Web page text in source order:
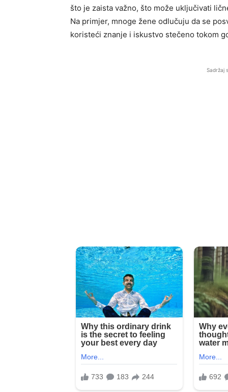
što je zaista važno, što može uključivati
Na primjer, mnoge žene odlučuju da se
koristeći znanje i iskustvo stečeno tokom
Sadržaj